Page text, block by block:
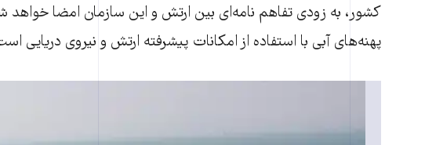
کشور، به زودی تفاهم نامه‌ای بین ارتش و این سازمان امضا
پهنه‌‌های آبی با استفاده از امکانات پیشرفته ارتش و نیروی دریایی